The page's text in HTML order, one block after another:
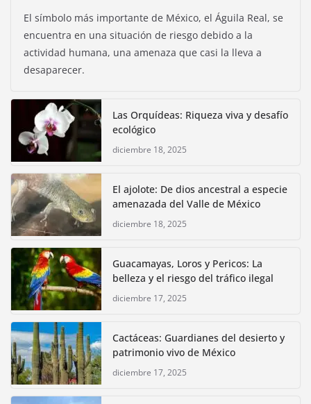
El símbolo más importante de México, el Águila Real, se
encuentra en una situación de riesgo debido a la
actividad humana, una amenaza que casi la lleva a
desaparecer.
Las Orquídeas: Riqueza viva y desafío
ecológico
diciembre 18, 2025
El ajolote: De dios ancestral a especie
amenazada del Valle de México
diciembre 18, 2025
Guacamayas, Loros y Pericos: La
belleza y el riesgo del tráfico ilegal
diciembre 17, 2025
Cactáceas: Guardianes del desierto y
patrimonio vivo de México
diciembre 17, 2025